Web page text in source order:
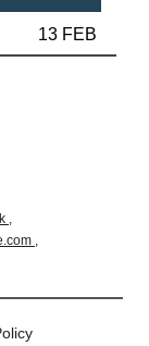
13 FEB
,
,